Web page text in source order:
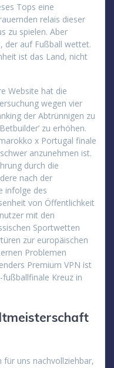
Tops eine
relais dieser
zu spielen. Aber
der auf Fußball wettet.
ist das Land, nicht
Website hat die
wegen vier
der Abtrünnigen zu
zu erhöhen.
x Portugal finale
anzunehmen ist.
durch die
nach der
infolge des
von Öffentlichkeit
mit den
Sportwetten
zur europäischen
Problemen
Premium VPN ist
Kreuz in
uns nachvollziehbar,